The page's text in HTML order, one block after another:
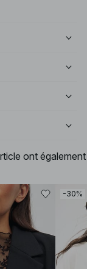
ont également
-30%